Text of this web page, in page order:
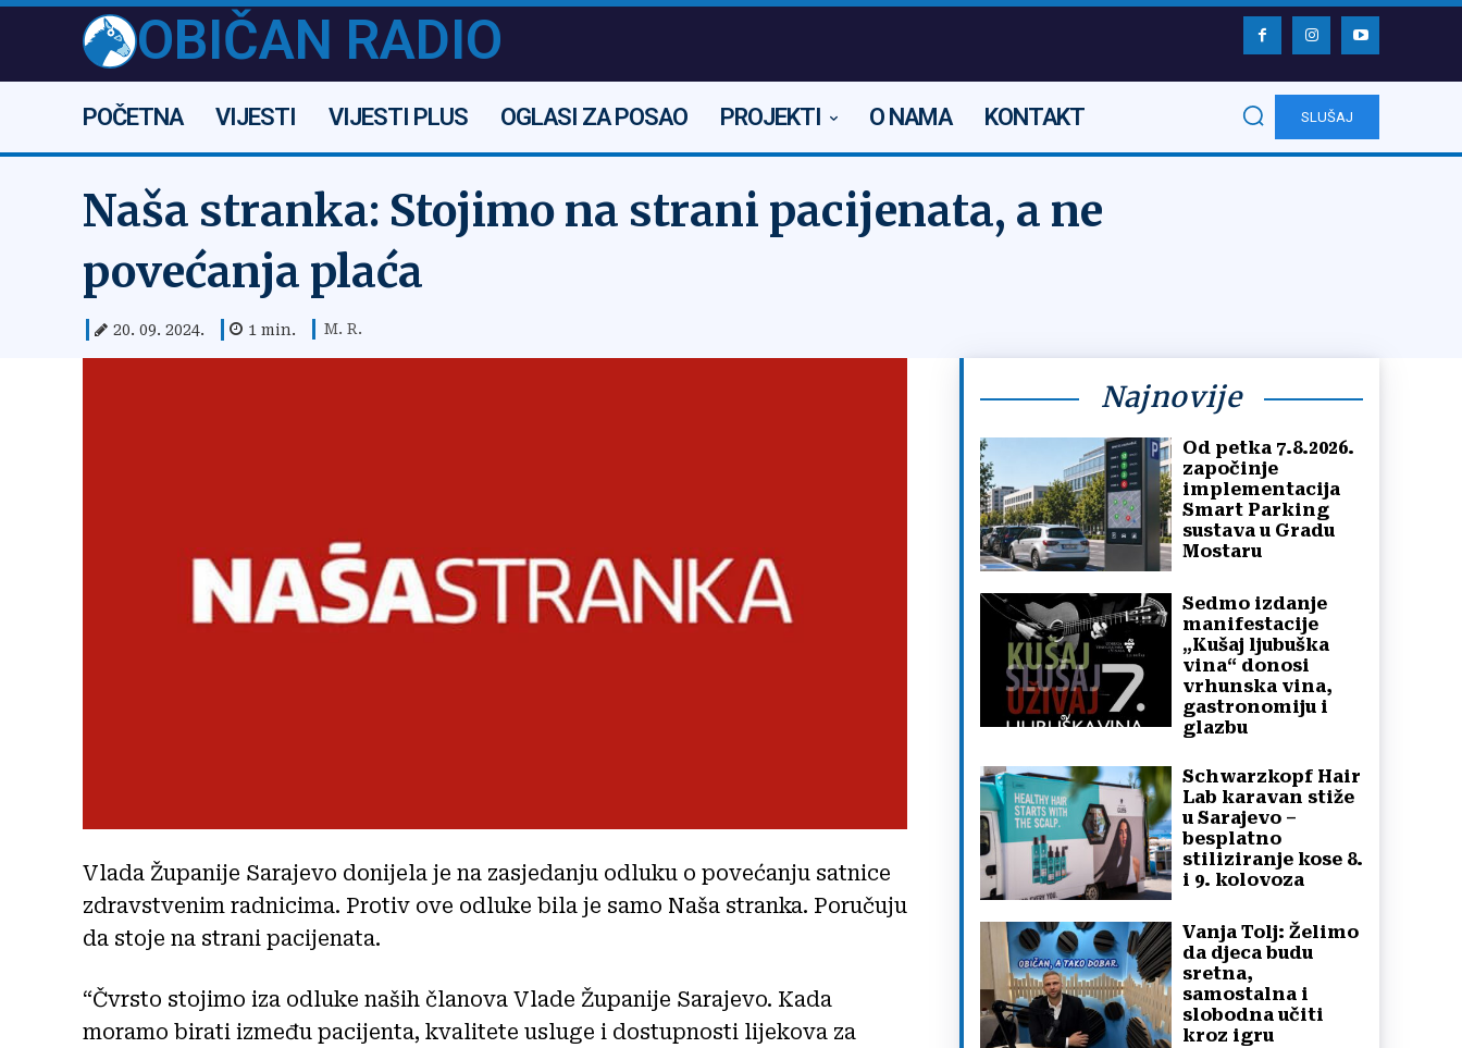
OBIČAN RADIO
POČETNA VIJESTI VIJESTI PLUS OGLASI ZA POSAO PROJEKTI O NAMA KONTAKT SLUŠAJ
Naša stranka: Stojimo na strani pacijenata, a ne
povećanja plaća
20. 09. 2024. 1 min. M. R.
Vlada Županije Sarajevo donijela je na zasjedanju odluku o povećanju satnice
zdravstvenim radnicima. Protiv ove odluke bila je samo Naša stranka. Poručuju
da stoje na strani pacijenata.
“Čvrsto stojimo iza odluke naših članova Vlade Županije Sarajevo. Kada
moramo birati između pacijenta, kvalitete usluge i dostupnosti lijekova za
Najnovije
Od petka 7.8.2026.
započinje
implementacija
Smart Parking
sustava u Gradu
Mostaru
Sedmo izdanje
manifestacije
„Kušaj ljubuška
vina“ donosi
vrhunska vina,
gastronomiju i
glazbu
Schwarzkopf Hair
Lab karavan stiže
u Sarajevo –
besplatno
stiliziranje kose 8.
i 9. kolovoza
Vanja Tolj: Želimo
da djeca budu
sretna,
samostalna i
slobodna učiti
kroz igru